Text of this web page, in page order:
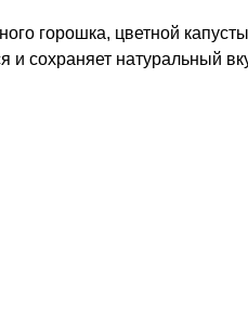
горошка, цветной
и сохраняет натуральный